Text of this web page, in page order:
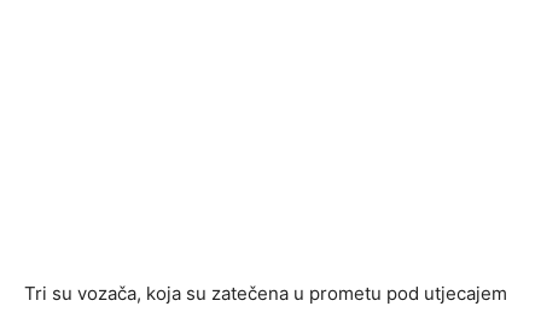
Tri su vozača, koja su zatečena u prometu pod utjecajem